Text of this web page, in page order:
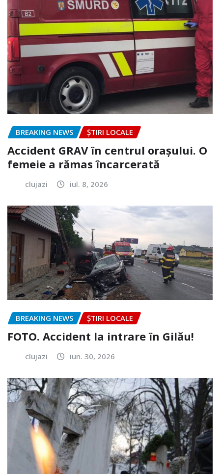
BREAKING NEWS ȘTIRI LOCALE
Accident GRAV în centrul orașului. O
femeie a rămas încarcerată
clujazi iul. 8, 2026
BREAKING NEWS ȘTIRI LOCALE
FOTO. Accident la intrare în Gilău!
clujazi iun. 30, 2026